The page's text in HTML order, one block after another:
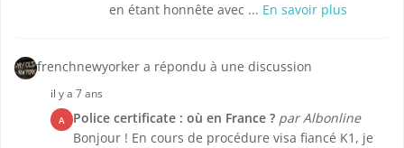
en étant honnête avec ... En savoir plus
frenchnewyorker a répondu à une discussion
il y a 7 ans
A Police certificate : où en France ? par Albonline
Bonjour ! En cours de procédure visa fiancé K1, je